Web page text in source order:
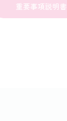
重要事項説明書